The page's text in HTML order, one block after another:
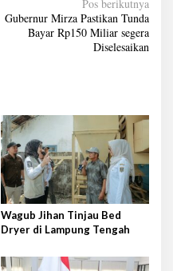
Pos berikutnya
Gubernur Mirza Pastikan Tunda
Bayar Rp150 Miliar segera
Diselesaikan
Wagub Jihan Tinjau Bed
Dryer di Lampung Tengah